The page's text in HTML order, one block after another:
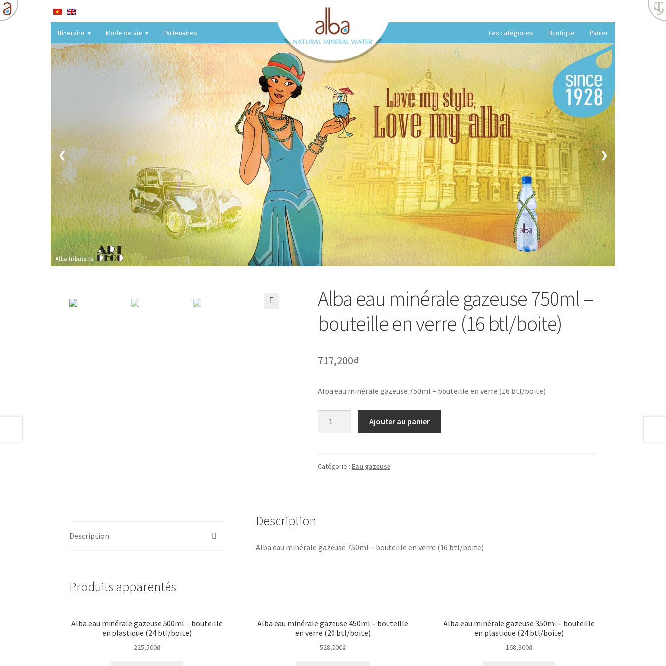
Itineraire Mode de vie Partenaires Les catégories Boutique Panier
❮ ❯
Alba eau minérale gazeuse 750ml –
bouteille en verre (16 btl/boite)
717,200₫
Alba eau minérale gazeuse 750ml – bouteille en verre (16 btl/boite)
minérale
(16
Ajouter au panier
Catégorie : Eau gazeuse
Description
Description
Alba eau minérale gazeuse 750ml – bouteille en verre (16 btl/boite)
Produits apparentés
Alba eau minérale gazeuse 500ml – bouteille
en plastique (24 btl/boite)
225,500₫
Alba eau minérale gazeuse 450ml – bouteille
en verre (20 btl/boite)
528,000₫
Alba eau minérale gazeuse 350ml – bouteille
en plastique (24 btl/boite)
168,300₫